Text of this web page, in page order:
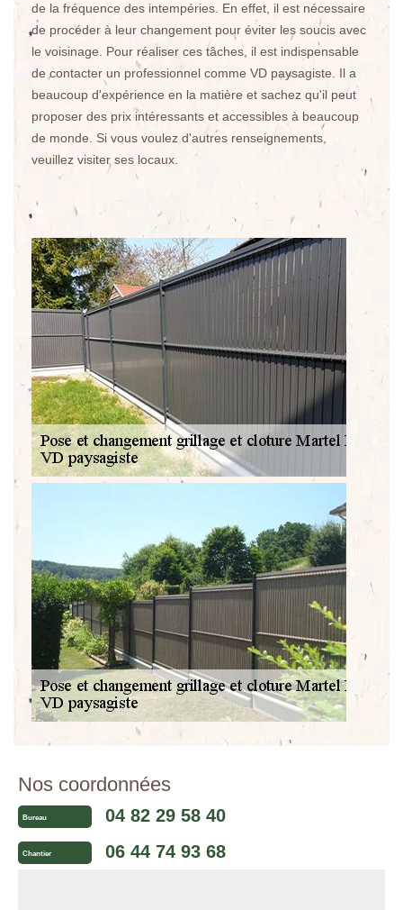
de la fréquence des intempéries. En effet, il est nécessaire
de procéder à leur changement pour éviter les soucis avec
le voisinage. Pour réaliser ces tâches, il est indispensable
de contacter un professionnel comme VD paysagiste. Il a
beaucoup d'expérience en la matière et sachez qu'il peut
proposer des prix intéressants et accessibles à beaucoup
de monde. Si vous voulez d'autres renseignements,
veuillez visiter ses locaux.
Nos coordonnées
Bureau 04 82 29 58 40
Chantier 06 44 74 93 68